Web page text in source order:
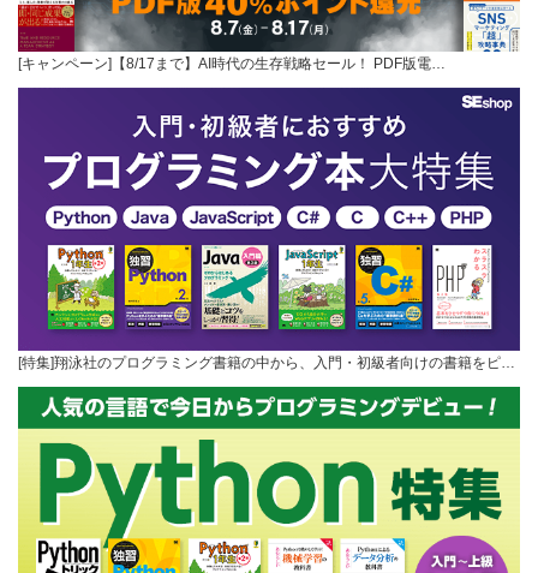
[キャンペーン]【8/17まで】AI時代の生存戦略セール！ PDF版電…
[特集]翔泳社のプログラミング書籍の中から、入門・初級者向けの書籍をピ…